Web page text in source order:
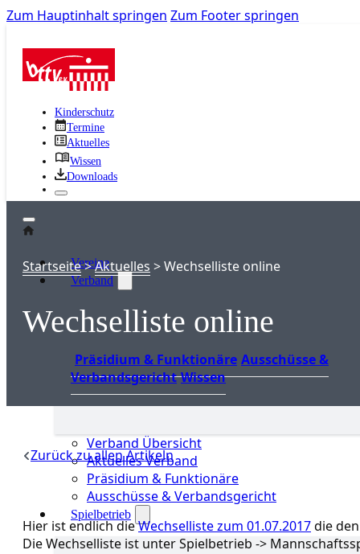
Zum Hauptinhalt springen Zum Footer springen
Kinderschutz
Termine
Aktuelles
Wissen
Downloads
Vereine
Verband
Präsidium & Funktionäre Ausschüsse &
Verbandsgericht Wissen
Verband Übersicht
Aktuelles Verband
Präsidium & Funktionäre
Ausschüsse & Verbandsgericht
Spielbetrieb
Startseite>Aktuelles >Wechselliste online
Wechselliste online
Zurück zu allen Artikeln
Hier ist endlich dieWechselliste zum 01.07.2017die
Die Wechselliste ist unter Spielbetrieb ->